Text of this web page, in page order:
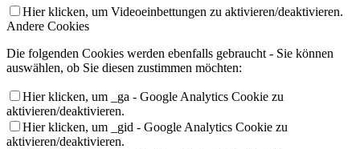
Hier klicken, um Videoeinbettungen zu aktivieren/deaktivieren.
Andere Cookies
Die folgenden Cookies werden ebenfalls gebraucht - Sie können
auswählen, ob Sie diesen zustimmen möchten:
Hier klicken, um _ga - Google Analytics Cookie zu
aktivieren/deaktivieren.
Hier klicken, um _gid - Google Analytics Cookie zu
aktivieren/deaktivieren.